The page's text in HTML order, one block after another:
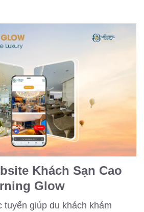
Khách Sạn Cao
Glow
tuyến giúp du khách khám